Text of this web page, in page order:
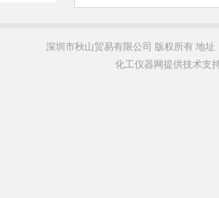
深圳市秋山贸易有限公司 版权所有 地
化工仪器网提供技术支